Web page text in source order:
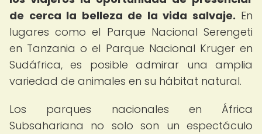
de cerca la belleza de la vida salvaje. En
lugares como el Parque Nacional Serengeti
en Tanzania o el Parque Nacional Kruger en
Sudáfrica, es posible admirar una amplia
variedad de animales en su hábitat natural.
Los parques nacionales en África
Subsahariana no solo son un espectáculo